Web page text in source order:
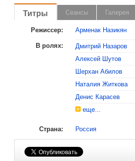
Титры Сеансы Галерея
Режиссер: Арменак Назикян
В ролях: Дмитрий Назаров
Алексей Шутов
Шерхан Абилов
Наталия Житкова
Денис Карасев
еще...
Страна: Россия